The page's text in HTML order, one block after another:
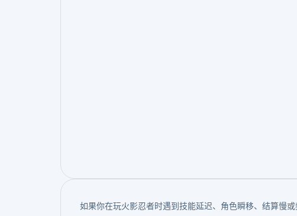
如果你在玩火影忍者时遇到技能延迟、角色瞬移、结算慢